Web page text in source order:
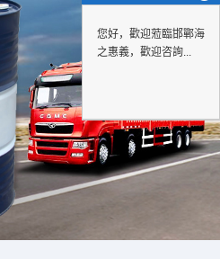
您好，歡迎蒞臨邯鄲海
之惠義，歡迎咨詢...